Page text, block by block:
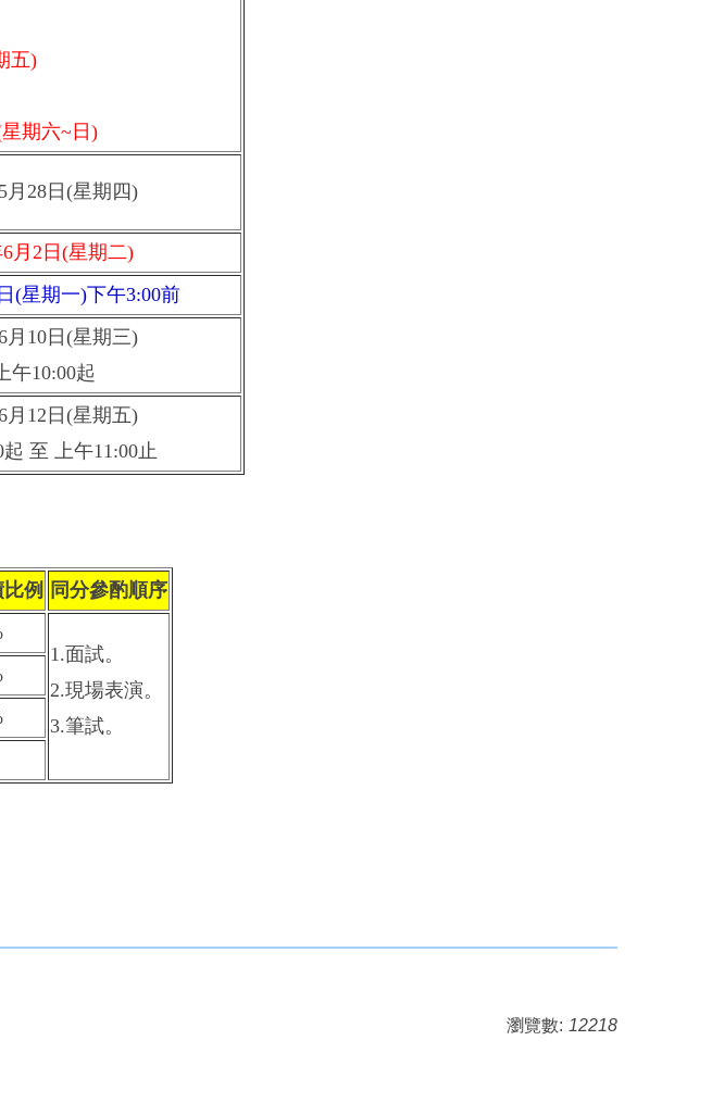
五)
星期六~日)
月28日(星期四)
6月2日(星期二)
(星期一)下午3:00前
月10日(星期三)
午10:00起
月12日(星期五)
至 上午11:00止
例
同分參酌順序
1.面試。
2.現場表演。
3.筆試。
瀏覽數: 12218